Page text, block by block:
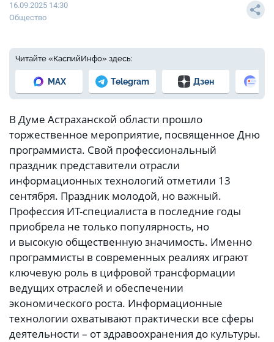
16.09.2025 14:30
Общество
Читайте «КаспийИнфо» здесь:
MAX Telegram Дзен
В Думе Астраханской области прошло
торжественное мероприятие, посвященное Дню
программиста. Свой профессиональный
праздник представители отрасли
информационных технологий отметили 13
сентября. Праздник молодой, но важный.
Профессия ИТ-специалиста в последние годы
приобрела не только популярность, но
и высокую общественную значимость. Именно
программисты в современных реалиях играют
ключевую роль в цифровой трансформации
ведущих отраслей и обеспечении
экономического роста. Информационные
технологии охватывают практически все сферы
деятельности – от здравоохранения до культуры.